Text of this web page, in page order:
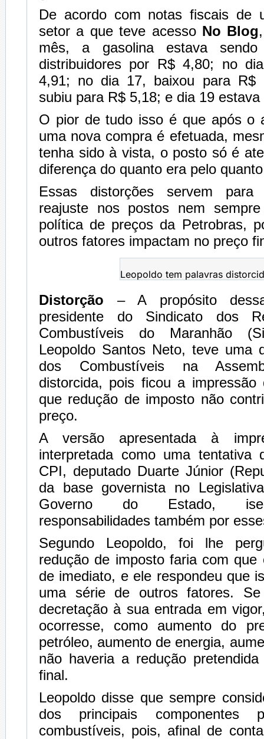
De acordo com notas fiscais de
setor a que teve acesso No Blog
mês, a gasolina estava sendo
distribuidores por R$ 4,80; no
4,91; no dia 17, baixou para R$
subiu para R$ 5,18; e dia 19
O pior de tudo isso é que após o
uma nova compra é efetuada,
tenha sido à vista, o posto só é
diferença do quanto era pelo
Essas distorções servem
reajuste nos postos nem
política de preços da Petrobras,
outros fatores impactam no preço
Leopoldo tem palavras
Distorção – A propósito
presidente do Sindicato dos
Combustíveis do Maranhão
Leopoldo Santos Neto, teve uma
dos Combustíveis na
distorcida, pois ficou a
que redução de imposto não
preço.
A versão apresentada à
interpretada como uma tentativa
CPI, deputado Duarte Júnior
da base governista no
Governo do Estado,
responsabilidades também por
Segundo Leopoldo, foi lhe
redução de imposto faria com que
de imediato, e ele respondeu que
uma série de outros fatores.
decretação à sua entrada em
ocorresse, como aumento do
petróleo, aumento de energia,
não haveria a redução
final.
Leopoldo disse que sempre
dos principais componentes
combustíveis, pois, afinal de